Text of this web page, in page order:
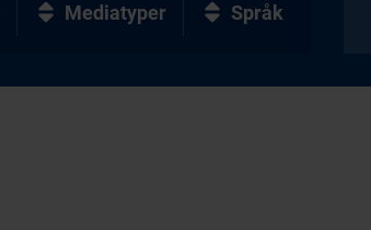
Mediatyper Språk